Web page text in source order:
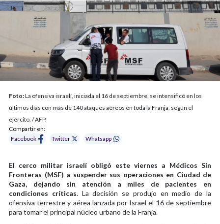
Foto:La ofensiva israelí, iniciada el 16 de septiembre, se intensificó en los
últimos días con más de 140 ataques aéreos en toda la Franja, según el
ejército. / AFP.
Compartir en:
Facebook
Twitter Whatsapp
El cerco militar israelí obligó este viernes a Médicos Sin
Fronteras (MSF) a suspender sus operaciones en Ciudad de
Gaza, dejando sin atención a miles de pacientes en
condiciones críticas. La decisión se produjo en medio de la
ofensiva terrestre y aérea lanzada por Israel el 16 de septiembre
para tomar el principal núcleo urbano de la Franja.